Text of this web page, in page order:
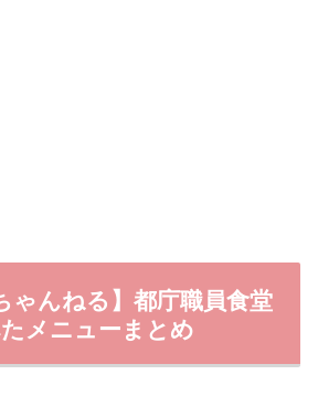
ゃんねる】都庁職員食堂
メニューまとめ